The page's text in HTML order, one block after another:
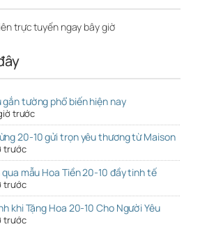
trực tuyến ngay bây giờ
tường phổ biến hiện nay
trước
20-10 gửi trọn yêu thương từ Maison
trước
mẫu Hoa Tiền 20-10 đầy tinh tế
trước
khi Tặng Hoa 20-10 Cho Người Yêu
trước